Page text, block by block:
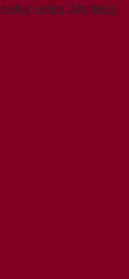
rambu lalu lintas,